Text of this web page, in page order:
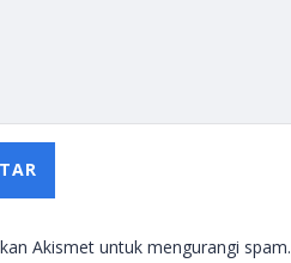
Akismet untuk mengurangi spam.